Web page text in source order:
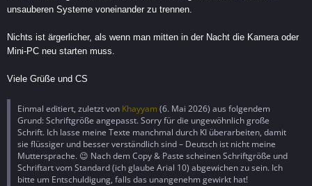
unsauberen Systeme voneinander zu trennen.
Nichts ist ärgerlicher, als wenn man mitten in der Nacht die Kamera oder
Mini-PC neu starten muss.
Viele Grüße und CS
Einmal editiert, zuletzt von Khayyam (6. Mai 2026) aus folgendem
Grund: Schriftgröße angepasst. Sorry für die ungewöhnlich große
Schrift. Ich lasse meine Texte manchmal durch KI überarbeiten, damit
sie flüssiger und besser verständlich sind – Deutsch ist nicht meine
Muttersprache. 😉 Nach dem Copy & Paste scheinen Schriftgröße und
Schriftart vom Standard (ich glaube Arial 10) abgewichen zu sein. Ich
bitte um Entschuldigung, falls das unangenehm gewirkt hat!